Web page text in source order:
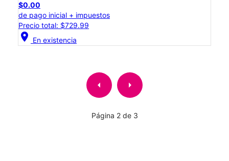
$0.00
de pago inicial + impuestos
Precio total: $729.99
location_on En existencia
arrow_left arrow_right
Página 2 de 3